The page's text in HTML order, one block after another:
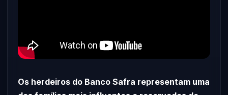
Os herdeiros do Banco Safra representam uma